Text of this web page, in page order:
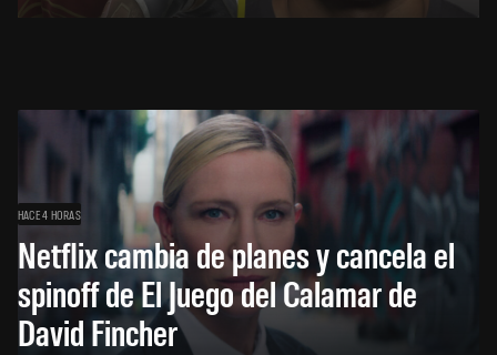
HACE 4 HORAS
Netflix cambia de planes y cancela el
spinoff de El Juego del Calamar de
David Fincher